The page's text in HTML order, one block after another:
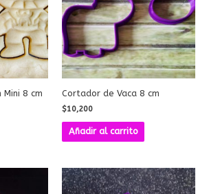
8 cm Cortador de Vaca 8 cm
$10,200
Añadir al carrito